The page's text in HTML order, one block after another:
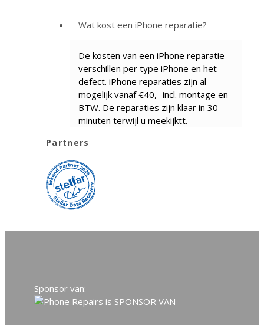
Wat kost een iPhone reparatie?
De kosten van een iPhone reparatie
verschillen per type iPhone en het
defect. iPhone reparaties zijn al
mogelijk vanaf €40,- incl. montage en
BTW. De reparaties zijn klaar in 30
minuten terwijl u meekijktt.
Partners
Sponsor van: